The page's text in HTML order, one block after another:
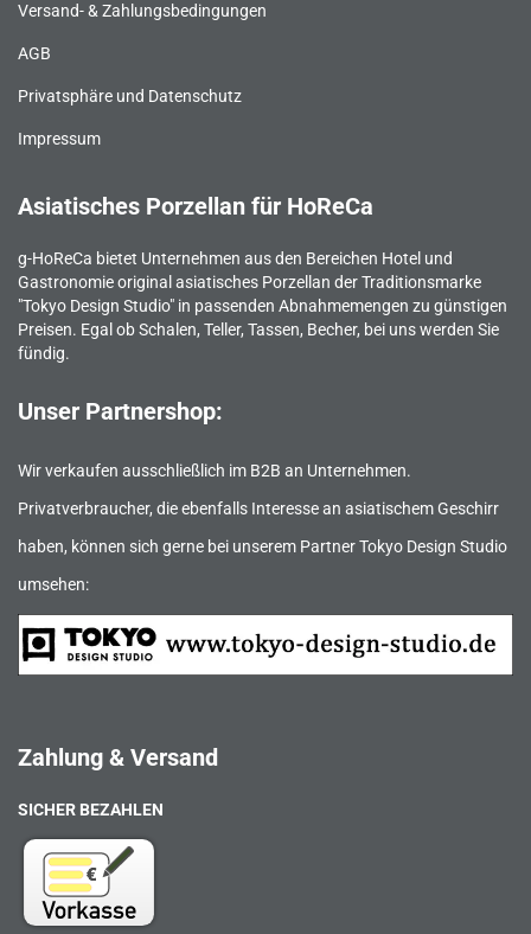
Versand- & Zahlungsbedingungen
AGB
Privatsphäre und Datenschutz
Impressum
Asiatisches Porzellan für HoReCa
g-HoReCa bietet Unternehmen aus den Bereichen Hotel und
Gastronomie original asiatisches Porzellan der Traditionsmarke
"Tokyo Design Studio" in passenden Abnahmemengen zu günstigen
Preisen. Egal ob Schalen, Teller, Tassen, Becher, bei uns werden Sie
fündig.
Unser Partnershop:
Wir verkaufen ausschließlich im B2B an Unternehmen.
Privatverbraucher, die ebenfalls Interesse an asiatischem Geschirr
haben, können sich gerne bei unserem Partner Tokyo Design Studio
umsehen:
Zahlung & Versand
SICHER BEZAHLEN